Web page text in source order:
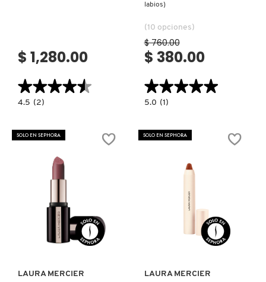
$ 1,280.00
★★★★★
★★★★★
4.5
(BROCHA
4.5 (2)
labios)
(10 opciones)
$ 760.00
$ 380.00
★★★★★
★★★★★
5.0
LIP
(DELINEADOR
5.0 (1)
SOLO EN SEPHORA
Ver más
LAURA MERCIER
SOLO EN SEPHORA
Ver más
LAURA MERCIER